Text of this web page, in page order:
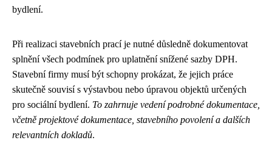
bydlení.
Při realizaci stavebních prací je nutné důsledně dokumentovat
splnění všech podmínek pro uplatnění snížené sazby DPH.
Stavební firmy musí být schopny prokázat, že jejich práce
skutečně souvisí s výstavbou nebo úpravou objektů určených
pro sociální bydlení. To zahrnuje vedení podrobné dokumentace,
včetně projektové dokumentace, stavebního povolení a dalších
relevantních dokladů.